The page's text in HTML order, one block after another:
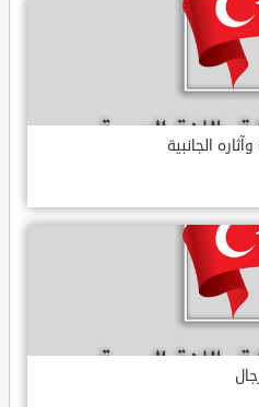
الجانبية